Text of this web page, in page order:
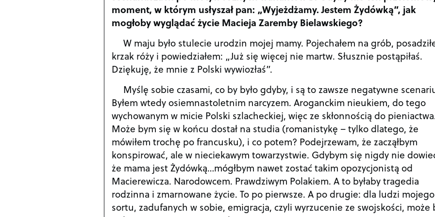
moment, w którym usłyszał pan: „Wyjeżdżamy. Jestem Żydówką”, jak
mogłoby wyglądać życie Macieja Zaremby Bielawskiego?
W maju było stulecie urodzin mojej mamy. Pojechałem na grób,
krzak róży i powiedziałem: „Już się więcej nie martw. Słusznie postąpiłaś.
Dziękuję, że mnie z Polski wywiozłaś”.
Myślę sobie czasami, co by było gdyby, i są to zawsze negatywne
Byłem wtedy osiemnastoletnim narcyzem. Aroganckim nieukiem, do tego
wychowanym w micie Polski szlacheckiej, więc ze skłonnością do
Może bym się w końcu dostał na studia (romanistykę – tylko dlatego, że
mówiłem trochę po francusku), i co potem? Podejrzewam, że zacząłbym
konspirować, ale w nieciekawym towarzystwie. Gdybym się nigdy nie
że mama jest Żydówką…mógłbym nawet zostać takim opozycjonistą od
Macierewicza. Narodowcem. Prawdziwym Polakiem. A to byłaby tragedia
rodzinna i zmarnowane życie. To po pierwsze. A po drugie: dla ludzi mojego
sortu, zadufanych w sobie, emigracja, czyli wyrzucenie ze swojskości, może